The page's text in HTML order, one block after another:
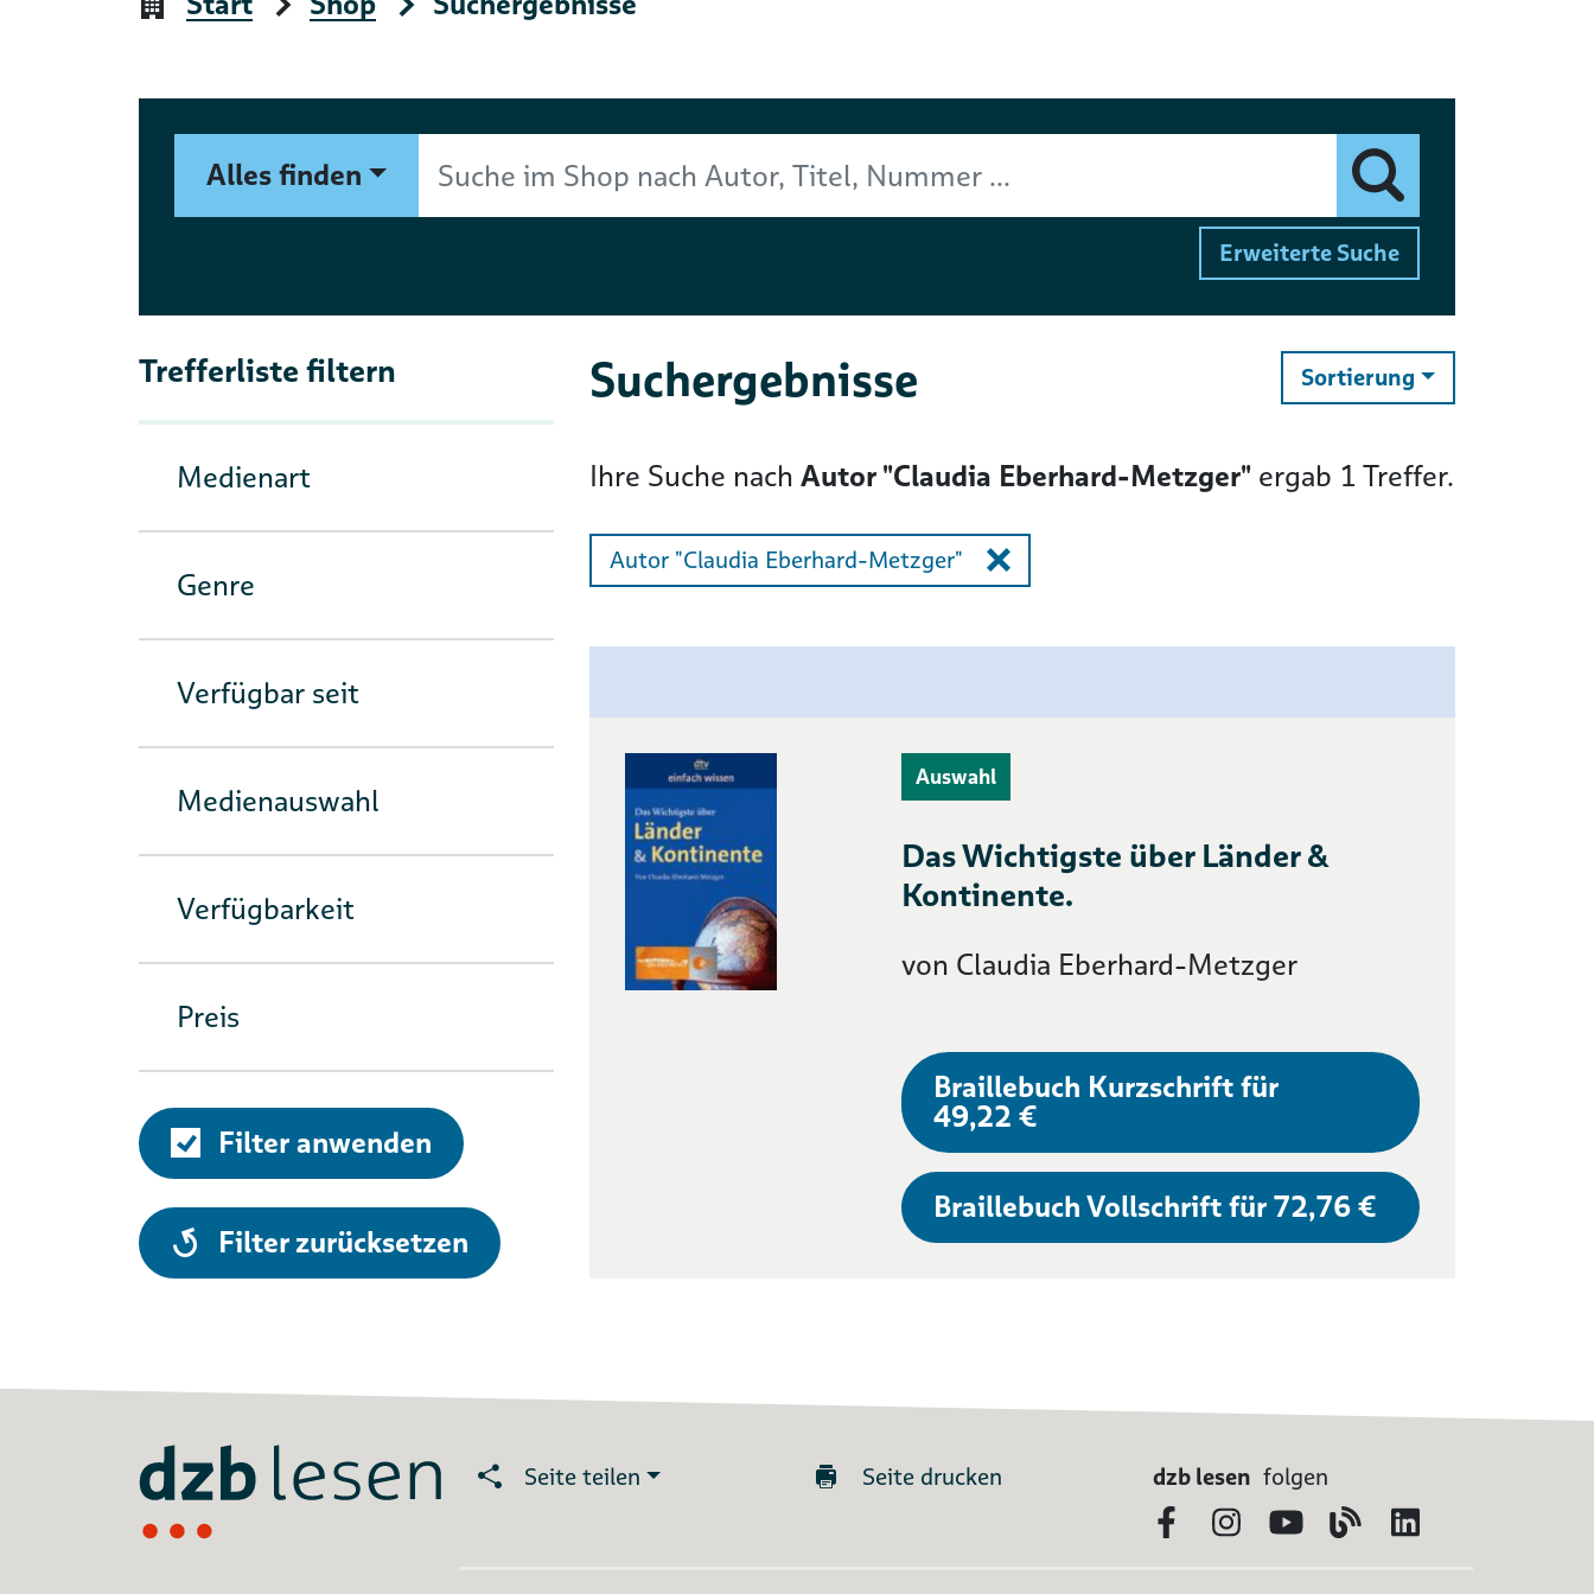
Suchformular
Alles finden
Suche im Shop nach Autor, Titel, Nummer ...
Erweiterte Suche
Trefferliste filtern
Medienart
Genre
Verfügbar seit
Medienauswahl
Verfügbarkeit
Preis
Filter anwenden
alle
Filter zurücksetzen
Suchergebnisse Sortierungändern
Ihre Suche nach Autor "Claudia Eberhard-Metzger" ergab 1 Treffer.
Autor "Claudia Eberhard-Metzger"
Auswahl
Das Wichtigste über Länder &
Kontinente.
von Claudia Eberhard-Metzger
Braillebuch Kurzschrift für
49,22 €
Braillebuch Vollschrift für 72,76 €
Seite teilen Seite drucken dzb lesen folgen
FacebookInstagram
YouTubeBlog